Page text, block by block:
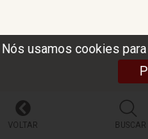
Nós usamos cookies
VOLTAR BUSCAR